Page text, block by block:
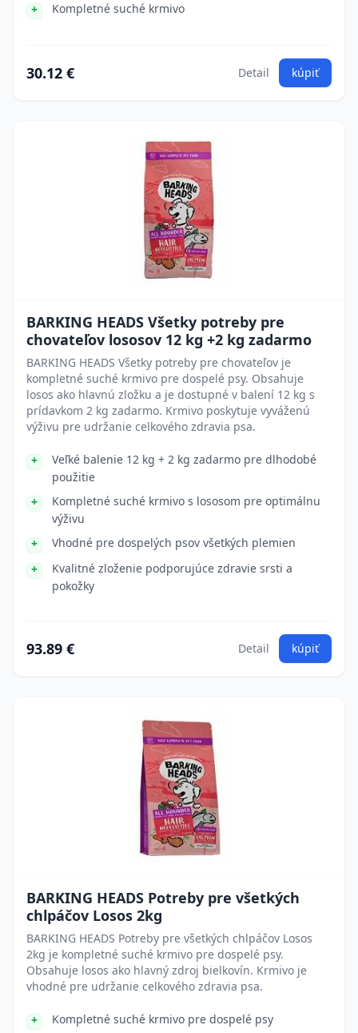
Kompletné suché krmivo
30.12 € Detail kúpiť
BARKING HEADS Všetky potreby pre
chovateľov lososov 12 kg +2 kg zadarmo
BARKING HEADS Všetky potreby pre chovateľov je
kompletné suché krmivo pre dospelé psy. Obsahuje
losos ako hlavnú zložku a je dostupné v balení 12 kg s
prídavkom 2 kg zadarmo. Krmivo poskytuje vyváženú
výživu pre udržanie celkového zdravia psa.
Veľké balenie 12 kg + 2 kg zadarmo pre dlhodobé
použitie
Kompletné suché krmivo s lososom pre optimálnu
výživu
Vhodné pre dospelých psov všetkých plemien
Kvalitné zloženie podporujúce zdravie srsti a
pokožky
93.89 € Detail kúpiť
BARKING HEADS Potreby pre všetkých
chlpáčov Losos 2kg
BARKING HEADS Potreby pre všetkých chlpáčov Losos
2kg je kompletné suché krmivo pre dospelé psy.
Obsahuje losos ako hlavný zdroj bielkovín. Krmivo je
vhodné pre udržanie celkového zdravia psa.
Kompletné suché krmivo pre dospelé psy